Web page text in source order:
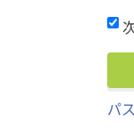
パ